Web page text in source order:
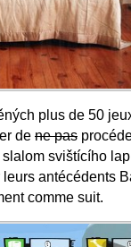
plus de 50
de ne pas
svištícího
antécédents
comme suit.